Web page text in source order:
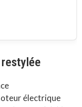
électrique